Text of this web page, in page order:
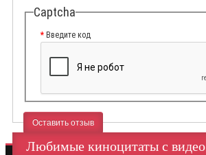
Captcha
Введите код
Оставить отзыв
Любимые киноцитаты с видео